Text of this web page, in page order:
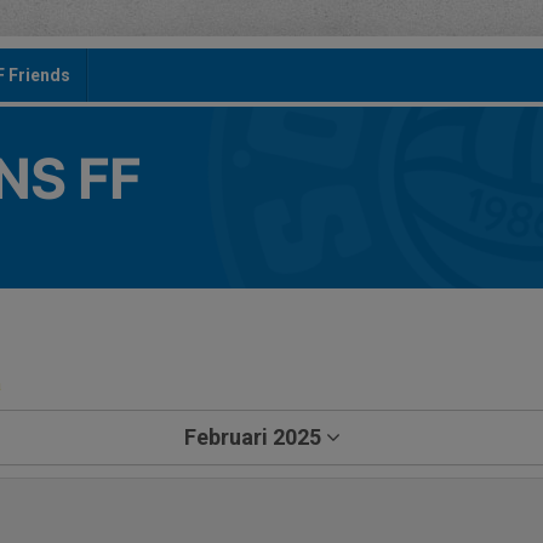
Friends
FF
Februari 2025